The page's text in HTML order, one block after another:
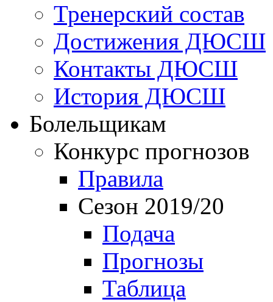
Тренерский состав
Достижения ДЮСШ
Контакты ДЮСШ
История ДЮСШ
Болельщикам
Конкурс прогнозов
Правила
Сезон 2019/20
Подача
Прогнозы
Таблица